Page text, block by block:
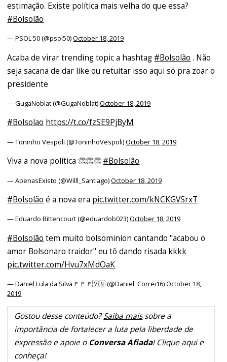
estimação. Existe política mais velha do que essa?
#Bolsolão
— PSOL 50 (@psol50)October 18, 2019
Acaba de virar trending topic a hashtag #Bolsolão . Não
seja sacana de dar like ou retuitar isso aqui só pra zoar o
presidente
— GugaNoblat (@GugaNoblat)October 18, 2019
#Bolsolao https://t.co/fzSE9PjByM
— Toninho Vespoli (@ToninhoVespoli)October 18, 2019
Viva a nova política 👏👏👏 #Bolsolão
— ApenasExisto (@Willl_Santiago)October 18, 2019
#Bolsolão é a nova era pic.twitter.com/kNCKGVSrxT
— Eduardo Bittencourt (@eduardob023)October 18, 2019
#Bolsolão tem muito bolsominion cantando "acabou o
amor Bolsonaro traidor" eu tô dando risada kkkk
pic.twitter.com/Hvu7xMdOaK
— Daniel Lula da Silva🚩🚩🚩🇻🇳 (@Daniel_Correi16)October 18,
2019
Gostou desse conteúdo?Saiba maissobre a
importância de fortalecer a luta pela liberdade de
expressão e apoie o Conversa Afiada!Clique aquie
conheça!